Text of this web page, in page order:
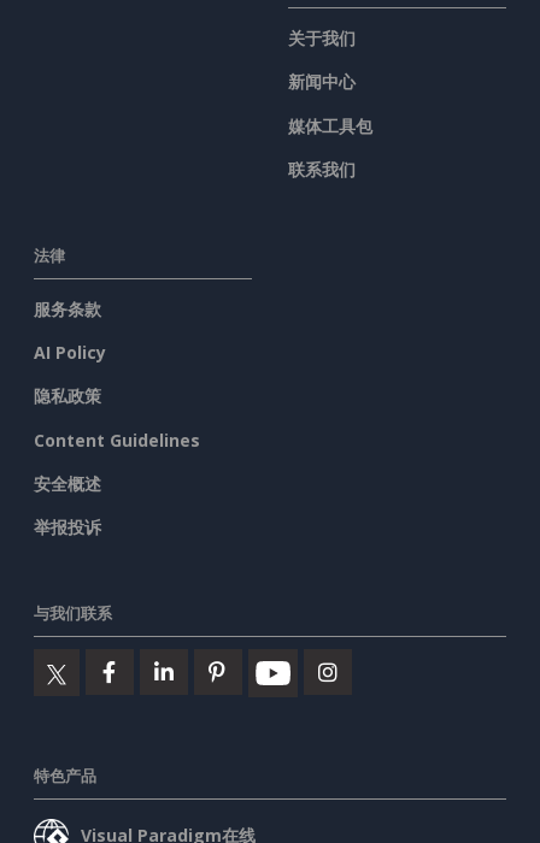
关于我们
新闻中心
媒体工具包
联系我们
法律
服务条款
AI Policy
隐私政策
Content Guidelines
安全概述
举报投诉
与我们联系
特色产品
Visual Paradigm在线